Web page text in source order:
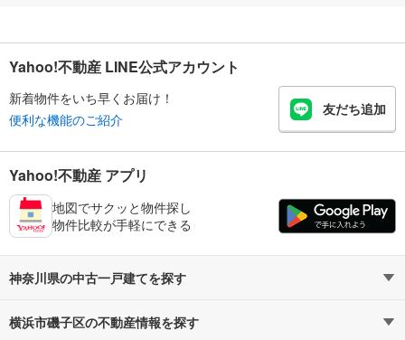
Yahoo!不動産 LINE公式アカウント
新着物件をいち早くお届け！
便利な機能のご紹介
友だち追加
Yahoo!不動産 アプリ
地図でサクッと物件探し
物件比較が手軽にできる
神奈川県の中古一戸建てを探す
路線・駅から探す
横浜市磯子区の不動産情報を探す